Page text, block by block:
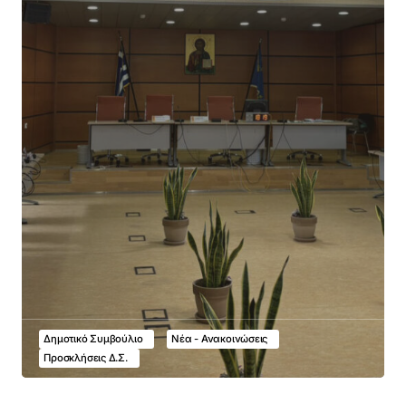
Δημοτικό Συμβούλιο
Νέα - Ανακοινώσεις
Προσκλήσεις Δ.Σ.